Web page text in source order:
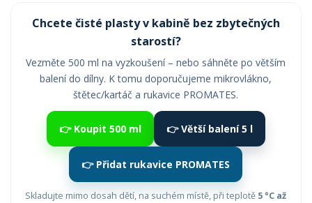
Chcete čisté plasty v kabině bez zbytečných
starostí?
Vezměte 500 ml na vyzkoušení – nebo sáhněte po větším
balení do dílny. K tomu doporučujeme mikrovlákno,
štětec/kartáč a rukavice PROMATES.
👉 Koupit 500 ml 👉 Větší balení 5 l
👉 Přidat rukavice PROMATES
Skladujte mimo dosah dětí, na suchém místě, při teplotě 5 °C až